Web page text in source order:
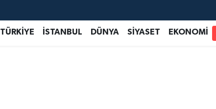
TÜRKİYE İSTANBUL DÜNYA SİYASET EKONOMİ